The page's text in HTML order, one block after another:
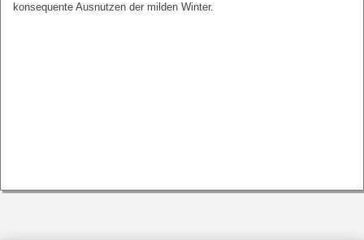
konsequente Ausnutzen der milden Winter.